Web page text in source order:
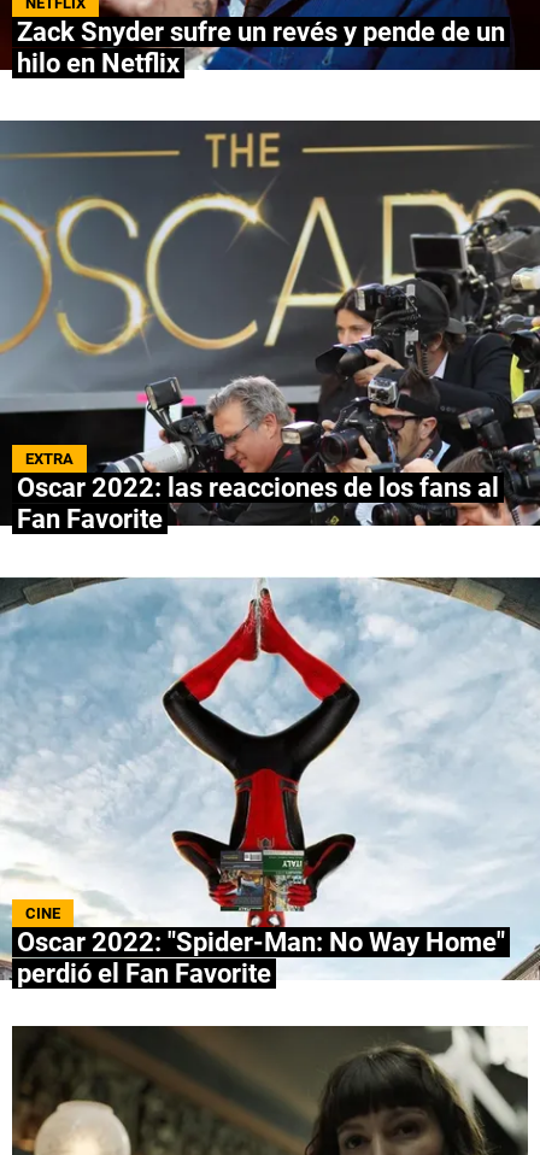
NETFLIX
APPLE TV+
MÚSICA
CELEBRITIES
PASATIEMPOS
INFLUENCERS
SPOILER US
QUIENES SOMOS STAFF | CONTACTO
Escribe en Spoiler
Términos y Condiciones
Políticas de Privacidad
Política Editorial
Ad Choices
Bolavip, al igual que Futbol Sites, es una
compañía perteneciente a Better Collective.
Todos los derechos reservados.
Zack Snyder sufre un revés y pende de un
hilo en Netflix
EXTRA
Oscar 2022: las reacciones de los fans al
Fan Favorite
CINE
Oscar 2022: "Spider-Man: No Way Home"
perdió el Fan Favorite